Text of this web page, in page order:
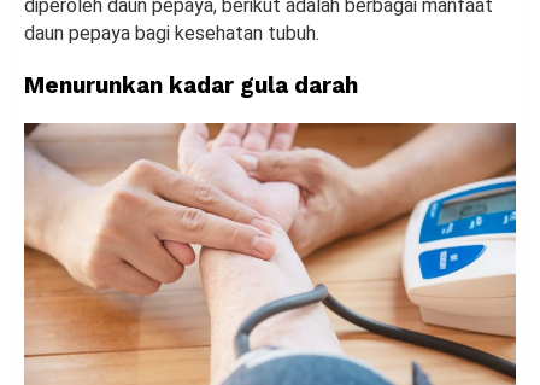
diperoleh daun pepaya, berikut adalah berbagai manfaat
daun pepaya bagi kesehatan tubuh.
Menurunkan kadar gula darah